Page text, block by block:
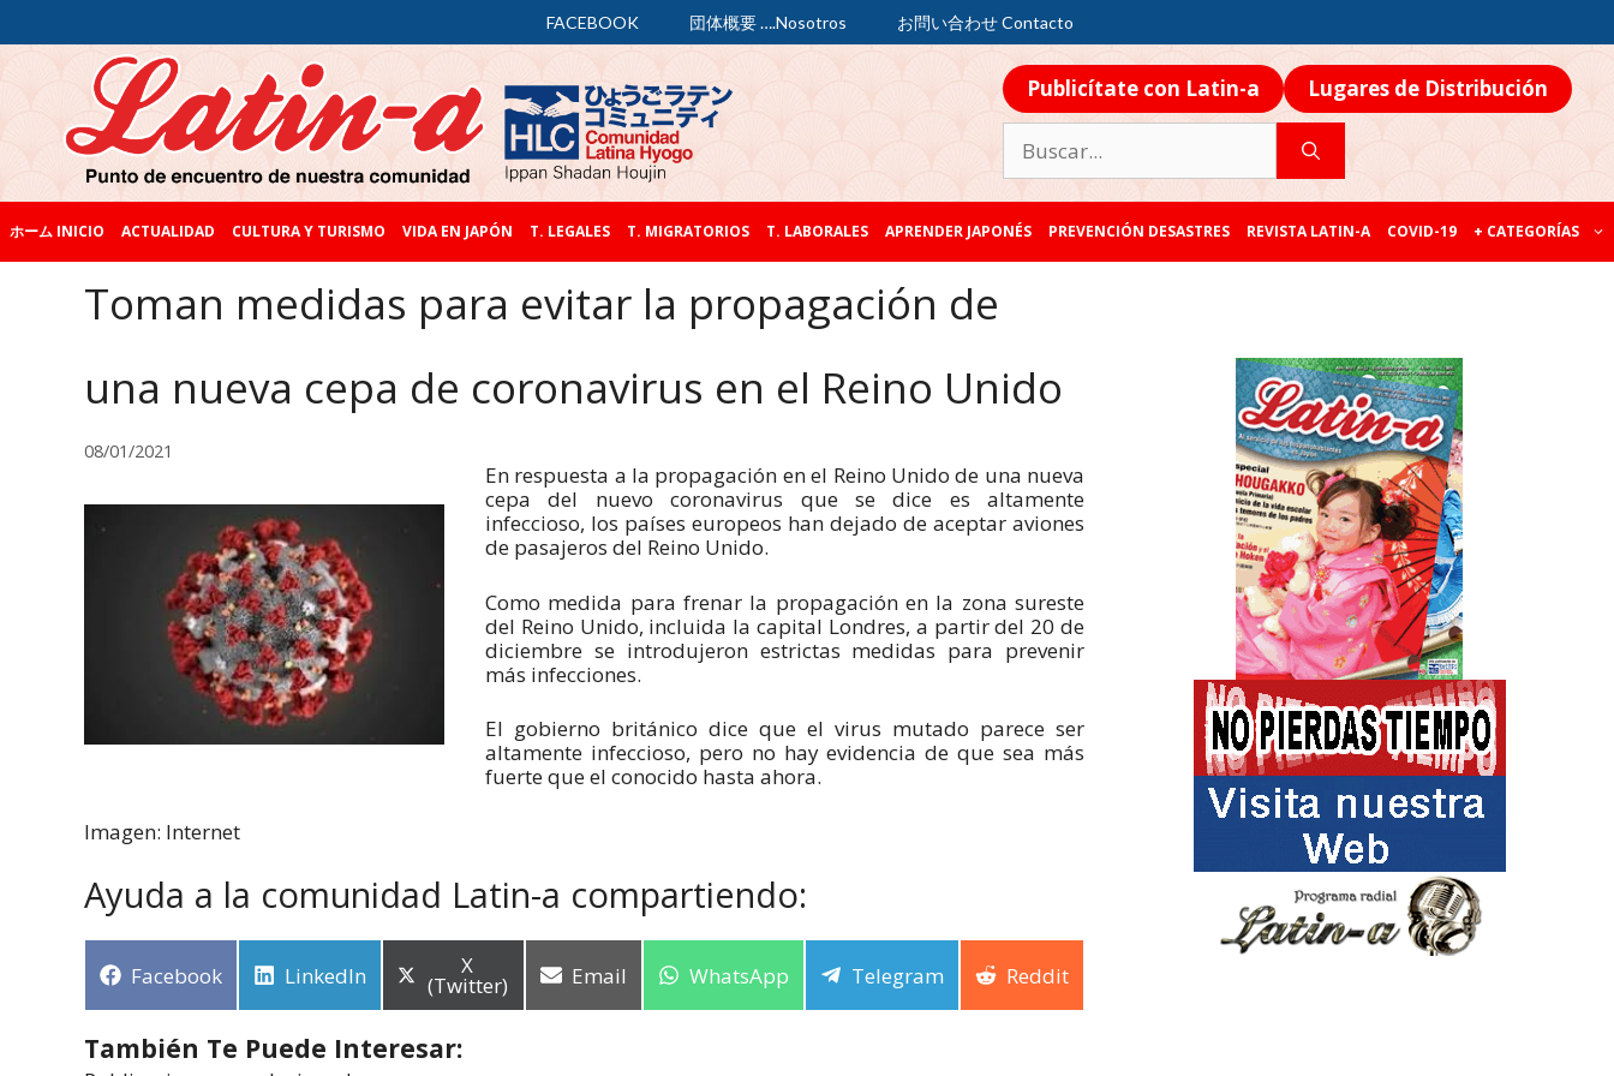
FACEBOOK 団体概要 ….Nosotros お問い合わせ Contacto
Publicítate con Latin-a Lugares de Distribución
ホーム INICIO ACTUALIDAD CULTURA Y TURISMO VIDA EN JAPÓN T. LEGALES T. MIGRATORIOS T. LABORALES APRENDER JAPONÉS PREVENCIÓN DESASTRES REVISTA LATIN-A COVID-19 + CATEGORÍAS
Toman medidas para evitar la propagación de
una nueva cepa de coronavirus en el Reino Unido
08/01/2021
En respuesta a la propagación en el Reino Unido de una nueva
cepa del nuevo coronavirus que se dice es altamente
infeccioso, los países europeos han dejado de aceptar aviones
de pasajeros del Reino Unido.
Como medida para frenar la propagación en la zona sureste
del Reino Unido, incluida la capital Londres, a partir del 20 de
diciembre se introdujeron estrictas medidas para prevenir
más infecciones.
El gobierno británico dice que el virus mutado parece ser
altamente infeccioso, pero no hay evidencia de que sea más
fuerte que el conocido hasta ahora.
Imagen: Internet
Ayuda a la comunidad Latin-a compartiendo:
Facebook LinkedIn X
(Twitter) Email WhatsApp Telegram Reddit
También Te Puede Interesar: